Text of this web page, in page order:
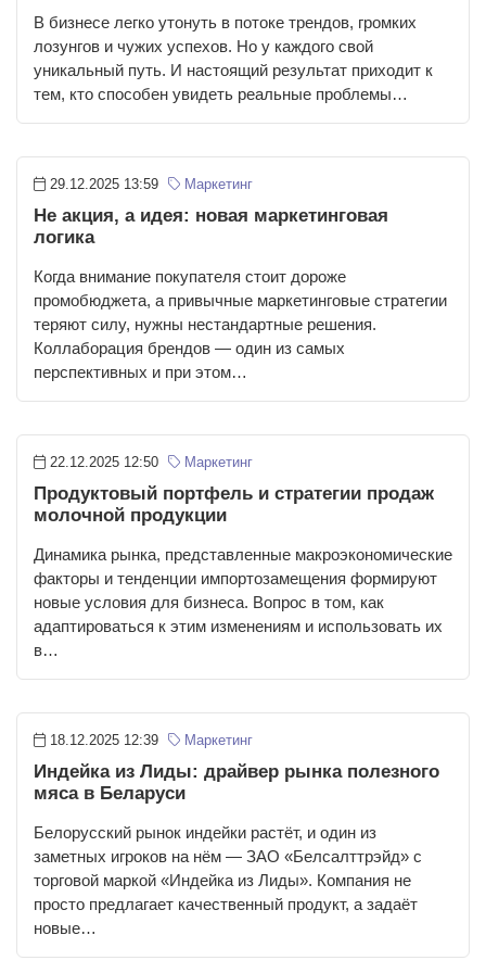
В бизнесе легко утонуть в потоке трендов, громких
лозунгов и чужих успехов. Но у каждого свой
уникальный путь. И настоящий результат приходит к
тем, кто способен увидеть реальные проблемы…
29.12.2025 13:59 Маркетинг
Не акция, а идея: новая маркетинговая
логика
Когда внимание покупателя стоит дороже
промобюджета, а привычные маркетинговые стратегии
теряют силу, нужны нестандартные решения.
Коллаборация брендов — один из самых
перспективных и при этом…
22.12.2025 12:50 Маркетинг
Продуктовый портфель и стратегии продаж
молочной продукции
Динамика рынка, представленные макроэкономические
факторы и тенденции импортозамещения формируют
новые условия для бизнеса. Вопрос в том, как
адаптироваться к этим изменениям и использовать их
в…
18.12.2025 12:39 Маркетинг
Индейка из Лиды: драйвер рынка полезного
мяса в Беларуси
Белорусский рынок индейки растёт, и один из
заметных игроков на нём — ЗАО «Белсалттрэйд» с
торговой маркой «Индейка из Лиды». Компания не
просто предлагает качественный продукт, а задаёт
новые…